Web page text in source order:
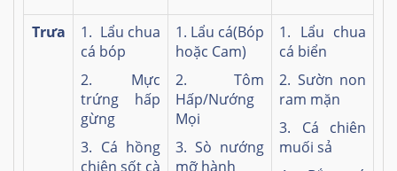
Trưa
1. Lẩu chua
cá bóp
2. Mực
trứng hấp
gừng
3. Cá hồng
chiên sốt cà
1. Lẩu cá(Bóp
hoặc Cam)
2. Tôm
Hấp/Nướng
Mọi
3. Sò nướng
mỡ hành
1. Lẩu chua
cá biển
2. Sườn non
ram mặn
3. Cá chiên
muối sả